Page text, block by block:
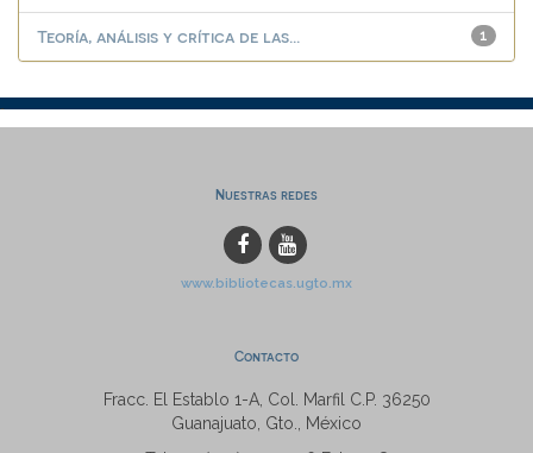
1
Teoría, análisis y crítica de las...
Nuestras redes
www.bibliotecas.ugto.mx
Contacto
Fracc. El Establo 1-A, Col. Marfil C.P. 36250
Guanajuato, Gto., México